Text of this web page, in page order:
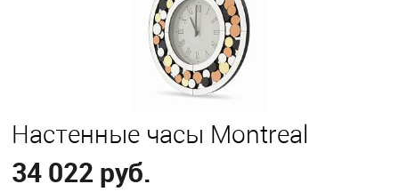
Настенные часы Montreal
34 022 руб.